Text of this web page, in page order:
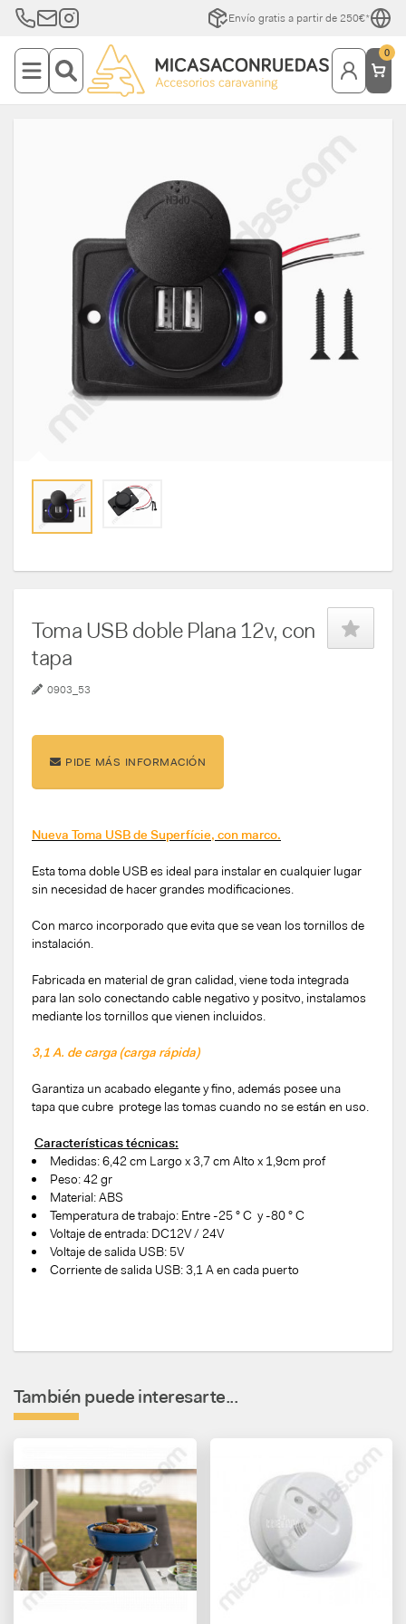
Envío gratis a partir de 250€*
0
Toma USB doble Plana 12v, con
tapa
0903_53
PIDE MÁS INFORMACIÓN
Nueva Toma USB de Superfície, con marco.
Esta toma doble USB es ideal para instalar en cualquier lugar
sin necesidad de hacer grandes modificaciones.
Con marco incorporado que evita que se vean los tornillos de
instalación.
Fabricada en material de gran calidad, viene toda integrada
para lan solo conectando cable negativo y positvo, instalamos
mediante los tornillos que vienen incluidos.
3,1 A. de carga (carga rápida)
Garantiza un acabado elegante y fino, además posee una
tapa que cubre protege las tomas cuando no se están en uso.
Características técnicas:
Medidas: 6,42 cm Largo x 3,7 cm Alto x 1,9cm prof
Peso: 42 gr
Material: ABS
Temperatura de trabajo: Entre -25 ° C y -80 ° C
Voltaje de entrada: DC12V / 24V
Voltaje de salida USB: 5V
Corriente de salida USB: 3,1 A en cada puerto
También puede interesarte...